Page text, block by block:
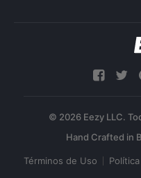
© 2026 Eezy LLC.
Términos de Uso